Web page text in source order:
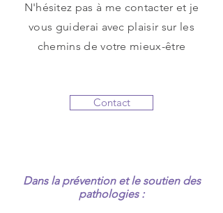
N'hésitez pas à me contacter et je
vous guiderai avec plaisir sur les
chemins de votre mieux-être
Contact
Dans la prévention et le soutien des
pathologies :